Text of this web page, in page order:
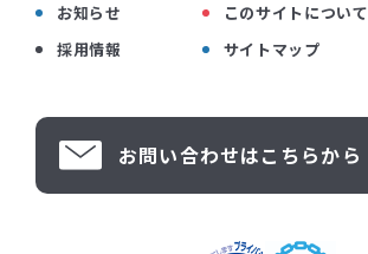
お知らせ
採用情報
このサイトについて
サイトマップ
お問い合わせはこちらから